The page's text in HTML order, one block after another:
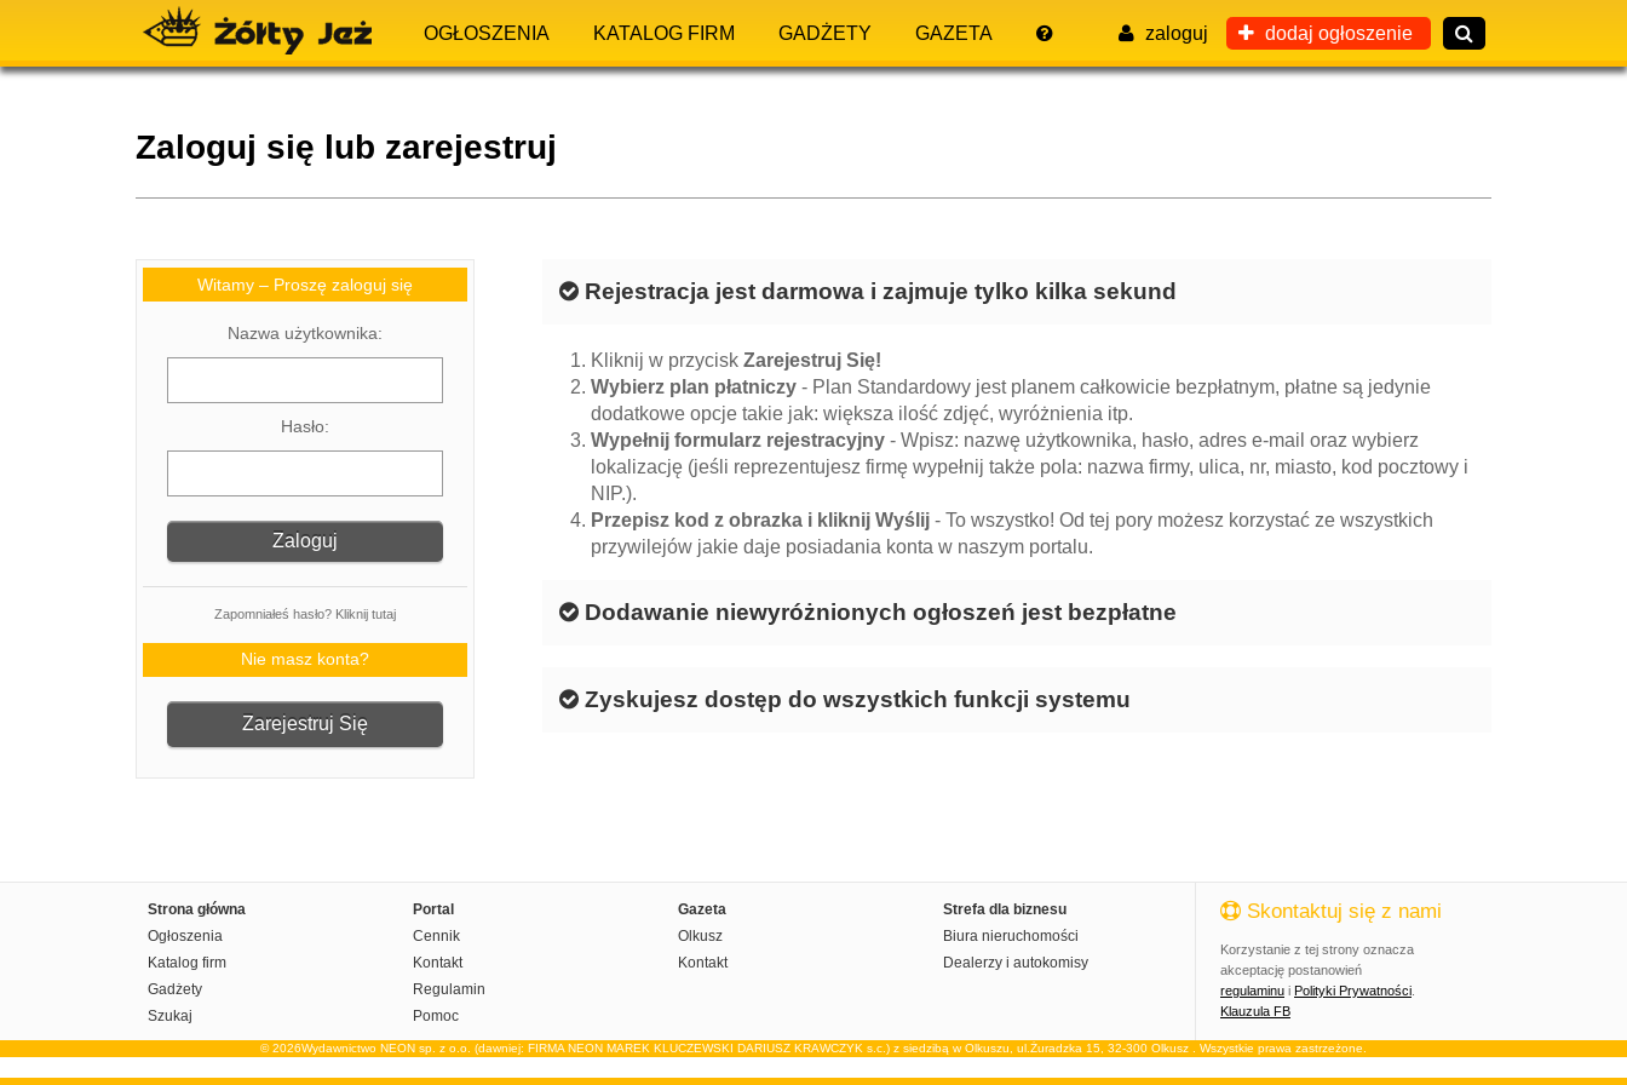
OGŁOSZENIA KATALOG FIRM GADŻETY GAZETA zaloguj dodaj ogłoszenie
Zaloguj się lub zarejestruj
Witamy – Proszę zaloguj się
Nazwa użytkownika:
Hasło:
Zapomniałeś hasło? Kliknij tutaj
Nie masz konta?
Zarejestruj Się
Rejestracja jest darmowa i zajmuje tylko kilka sekund
Kliknij w przycisk Zarejestruj Się!
Wybierz plan płatniczy - Plan Standardowy jest planem całkowicie bezpłatnym, płatne są jedynie
dodatkowe opcje takie jak: większa ilość zdjęć, wyróżnienia itp.
Wypełnij formularz rejestracyjny - Wpisz: nazwę użytkownika, hasło, adres e-mail oraz wybierz
lokalizację (jeśli reprezentujesz firmę wypełnij także pola: nazwa firmy, ulica, nr, miasto, kod pocztowy i
NIP.).
Przepisz kod z obrazka i kliknij Wyślij - To wszystko! Od tej pory możesz korzystać ze wszystkich
przywilejów jakie daje posiadania konta w naszym portalu.
Dodawanie niewyróżnionych ogłoszeń jest bezpłatne
Zyskujesz dostęp do wszystkich funkcji systemu
Strona główna
Ogłoszenia
Katalog firm
Gadżety
Szukaj
Portal
Cennik
Kontakt
Regulamin
Pomoc
Gazeta
Olkusz
Kontakt
Strefa dla biznesu
Biura nieruchomości
Dealerzy i autokomisy
Skontaktuj się z nami
Korzystanie z tej strony oznacza
akceptację postanowień
regulaminu i Polityki Prywatności
Klauzula FB
© 2026Wydawnictwo NEON sp. z o.o. (dawniej: FIRMA NEON MAREK KLUCZEWSKI DARIUSZ KRAWCZYK s.c.) z siedzibą w Olkuszu, ul.Żuradzka 15, 32-300 Olkusz . Wszystkie prawa zastrzeżone.